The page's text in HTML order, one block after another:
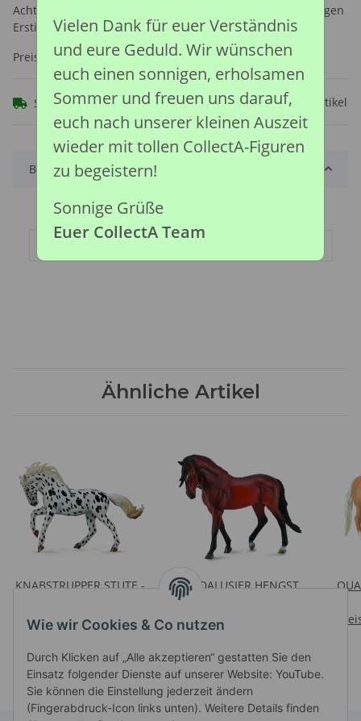
Wie wir Cookies & Co nutzen
Durch Klicken auf „Alle akzeptieren“ gestatten Sie den
Einsatz folgender Dienste auf unserer Website: YouTube.
Sie können die Einstellung jederzeit ändern
(Fingerabdruck-Icon links unten). Weitere Details finden
Achtung: Nicht geeignet für Kinder unter 36 Monaten, wegen
Erstickungsgefahr durch verschluckbare Kleinteile.
Preise nach Anmeldung sichtbar
Sofort verfügbar Frage zum Artikel
Beschreibung
Ähnliche Artikel
KNABSTRUPPER STUTE -
Preise nach Anmeldung
ANDALUSIER HENGST
(DELUXE)
Preise nach Anmeldung
Vielen Dank für euer Verständnis
und eure Geduld. Wir wünschen
euch einen sonnigen, erholsamen
Sommer und freuen uns darauf,
euch nach unserer kleinen Auszeit
wieder mit tollen CollectA-Figuren
zu begeistern!
Sonnige Grüße
Euer CollectA Team